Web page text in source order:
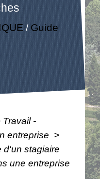
/ Guide
Travail -
entreprise >
d'un stagiaire
une entreprise